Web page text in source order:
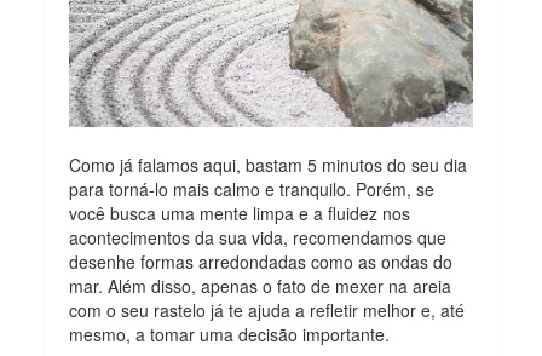
Como já falamos aqui, bastam 5 minutos do seu dia
para torná-lo mais calmo e tranquilo. Porém, se
você busca uma mente limpa e a fluidez nos
acontecimentos da sua vida, recomendamos que
desenhe formas arredondadas como as ondas do
mar. Além disso, apenas o fato de mexer na areia
com o seu rastelo já te ajuda a refletir melhor e, até
mesmo, a tomar uma decisão importante.